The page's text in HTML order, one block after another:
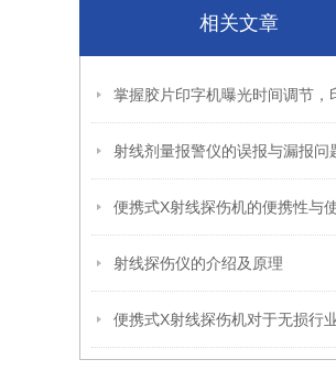
相关文章
射线探伤仪的介绍及原理